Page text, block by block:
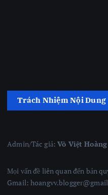
Trách Nhiệm Nội Dung
Admin/Tác giả:Võ Việt Hoàng
Mọi vấn đề liên quan đến bản
Gmail: